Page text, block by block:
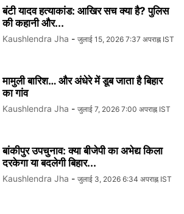
बंटी यादव हत्याकांड: आखिर सच क्या है? पुलिस
की कहानी और...
Kaushlendra Jha - जुलाई 15, 2026 7:37 अपराह्न IST
मामुली बारिश… और अंधेरे में डूब जाता है बिहार
का गांव
Kaushlendra Jha - जुलाई 7, 2026 7:00 अपराह्न IST
बांकीपुर उपचुनाव: क्या बीजेपी का अभेद्य किला
दरकेगा या बदलेगी बिहार...
Kaushlendra Jha - जुलाई 3, 2026 6:34 अपराह्न IST